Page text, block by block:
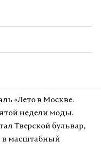
«Лето в Москве.
недели моды.
Тверской бульвар,
в масштабный